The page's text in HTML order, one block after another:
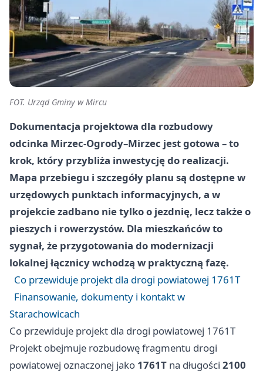
FOT. Urząd Gminy w Mircu
Dokumentacja projektowa dla rozbudowy
odcinka Mirzec‑Ogrody–Mirzec jest gotowa – to
krok, który przybliża inwestycję do realizacji.
Mapa przebiegu i szczegóły planu są dostępne w
urzędowych punktach informacyjnych, a w
projekcie zadbano nie tylko o jezdnię, lecz także o
pieszych i rowerzystów. Dla mieszkańców to
sygnał, że przygotowania do modernizacji
lokalnej łącznicy wchodzą w praktyczną fazę.
Co przewiduje projekt dla drogi powiatowej 1761T
Finansowanie, dokumenty i kontakt w
Starachowicach
Co przewiduje projekt dla drogi powiatowej 1761T
Projekt obejmuje rozbudowę fragmentu drogi
powiatowej oznaczonej jako 1761T na długości 2100